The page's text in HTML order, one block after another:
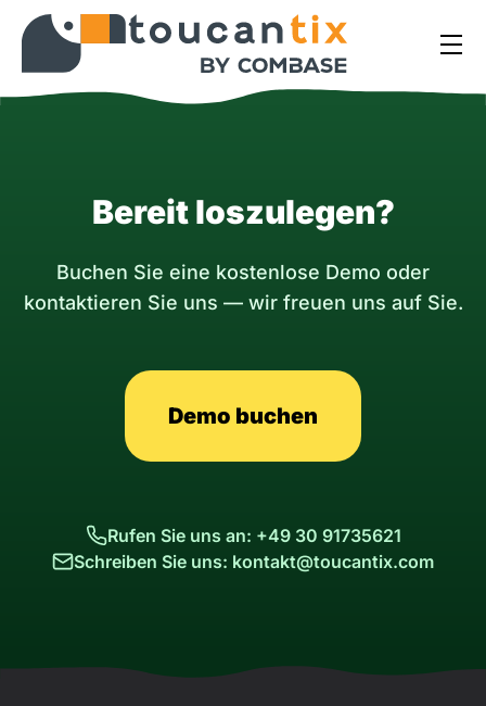
Bereit loszulegen?
Buchen Sie eine kostenlose Demo oder
kontaktieren Sie uns — wir freuen uns auf Sie.
Demo buchen
Rufen Sie uns an: +49 30 91735621
Schreiben Sie uns: kontakt@toucantix.com